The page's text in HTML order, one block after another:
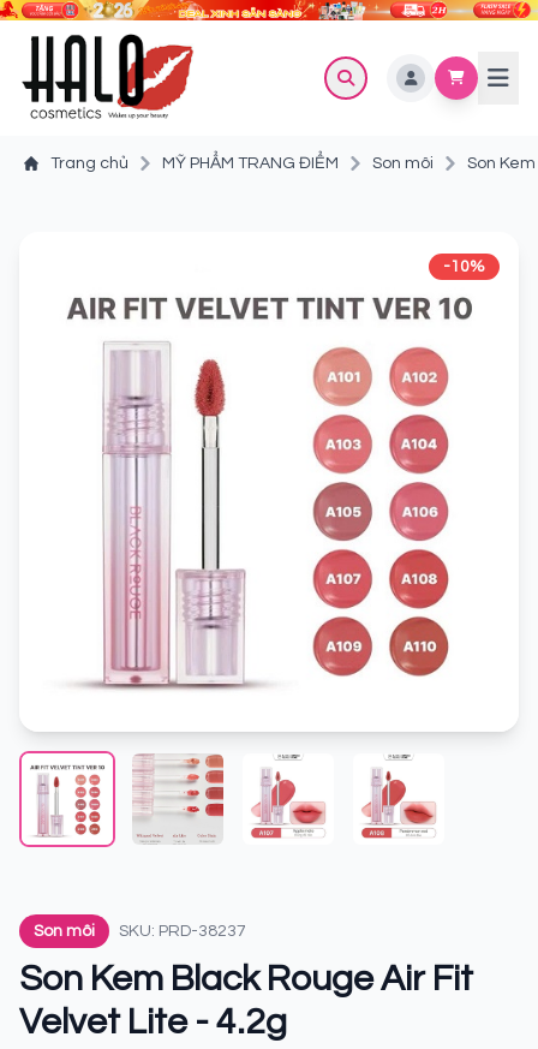
Trang chủ MỸ PHẨM TRANG ĐIỂM Son môi Son
-10%
Son môi SKU: PRD-38237
Son Kem Black Rouge Air Fit
Velvet Lite - 4.2g